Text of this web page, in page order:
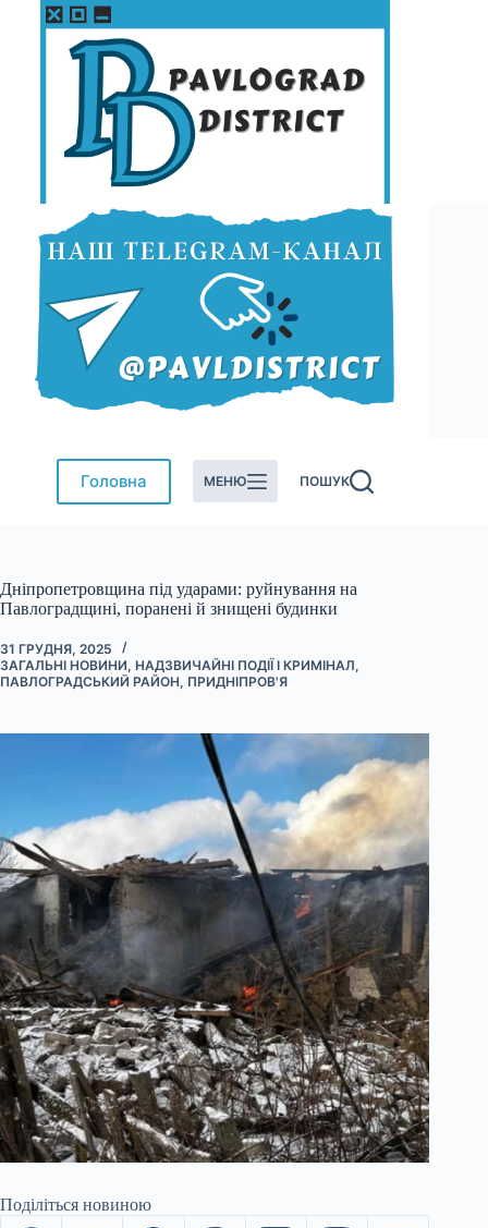
Перейти
Головна МЕНЮ ПОШУК
Дніпропетровщина під ударами: руйнування на
Павлоградщині, поранені й знищені будинки
31 ГРУДНЯ, 2025
ЗАГАЛЬНІ НОВИНИ, НАДЗВИЧАЙНІ ПОДІЇ І КРИМІНАЛ,
ПАВЛОГРАДСЬКИЙ РАЙОН, ПРИДНІПРОВ'Я
Поділіться новиною